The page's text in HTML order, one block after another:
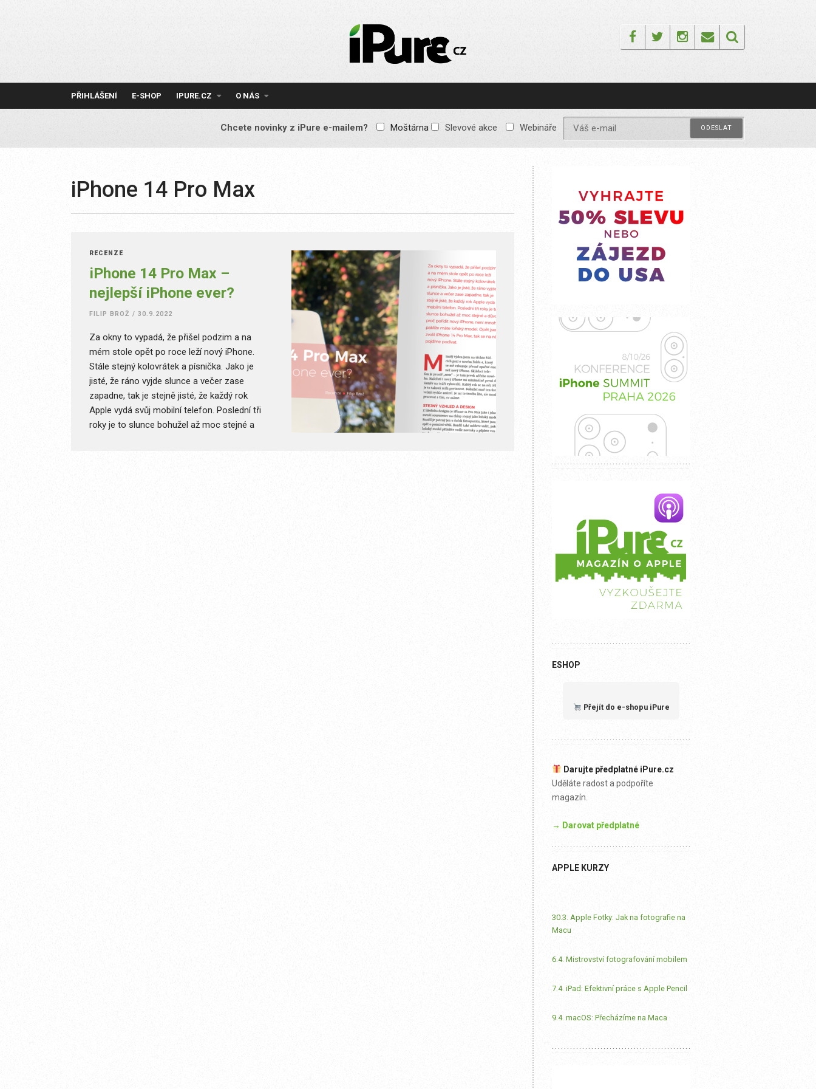
IPURE.CZ
Prémiový Apple e-
reklamy, žádné
obsah pro všechny
FacebookTwitterInstagram
Email
PŘIHLÁŠENÍ E-SHOP IPURE.CZ O NÁS
Chcete novinky z iPure e-mailem? Moštárna Slevové akce Webináře
iPhone 14 Pro Max
RECENZE
iPhone 14 Pro Max –
nejlepší iPhone ever?
FILIP BROŽ / 30.9.2022
Za okny to vypadá, že přišel podzim a na
mém stole opět po roce leží nový iPhone.
Stále stejný kolovrátek a písnička. Jako je
jisté, že ráno vyjde slunce a večer zase
zapadne, tak je stejně jisté, že každý rok
Apple vydá svůj mobilní telefon. Poslední tři
roky je to slunce bohužel až moc stejné a
ESHOP
Přejít do e-shopu iPure
Darujte předplatné iPure.cz
Uděláte radost a podpoříte
magazín.
→ Darovat předplatné
APPLE KURZY
30.3. Apple Fotky: Jak na fotografie na
Macu
6.4. Mistrovství fotografování mobilem
7.4. iPad: Efektivní práce s Apple Pencil
9.4. macOS: Přecházíme na Maca